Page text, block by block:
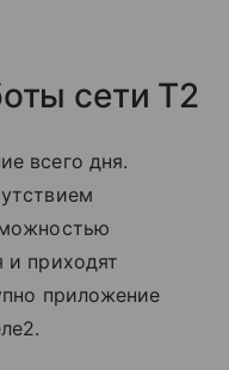
сети T2
всего дня.
и приходят
приложение